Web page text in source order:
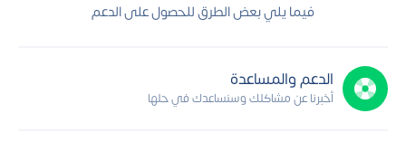
فيما يلي بعض الطرق للحصول على الدعم
الدعم والمساعدة
أخبرنا عن مشاكلك وسنساعدك في حلها